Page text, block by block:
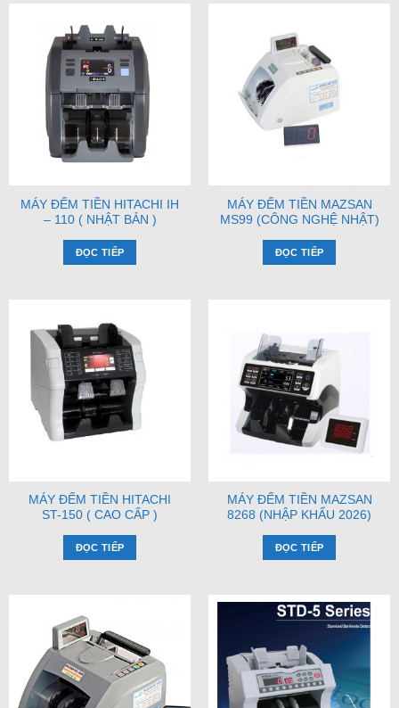
MÁY ĐẾM TIỀN HITACHI IH
– 110 ( NHẬT BẢN )
ĐỌC TIẾP
MÁY ĐẾM TIỀN MAZSAN
MS99 (CÔNG NGHỆ NHẬT)
ĐỌC TIẾP
MÁY ĐẾM TIỀN HITACHI
ST-150 ( CAO CẤP )
ĐỌC TIẾP
MÁY ĐẾM TIỀN MAZSAN
8268 (NHẬP KHẨU 2026)
ĐỌC TIẾP